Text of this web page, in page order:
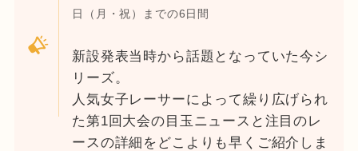
日（月・祝）までの6日間
新設発表当時から話題となっていた今シ
リーズ。
人気女子レーサーによって繰り広げられ
た第1回大会の目玉ニュースと注目のレ
ースの詳細をどこよりも早くご紹介しま